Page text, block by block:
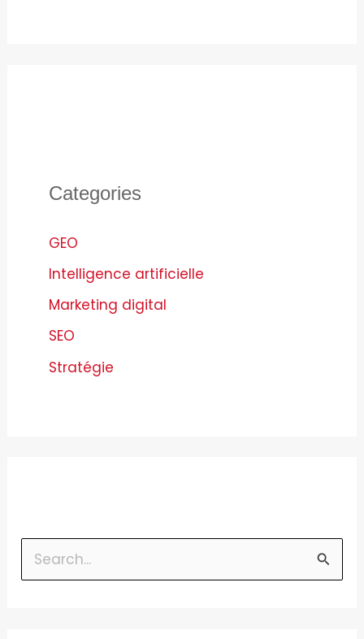
Categories
GEO
Intelligence artificielle
Marketing digital
SEO
Stratégie